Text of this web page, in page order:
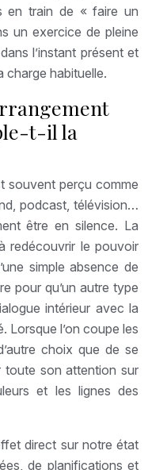
en train de « faire un
un exercice de pleine
l’instant présent et
charge habituelle.
t-il la
souvent perçu comme
podcast, télévision…
être en silence. La
redécouvrir le pouvoir
simple absence de
pour qu’un autre type
intérieur avec la
Lorsque l’on coupe les
choix que de se
toute son attention sur
et les lignes des
direct sur notre état
de planifications et